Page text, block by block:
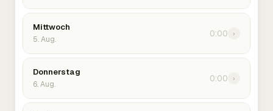
Mittwoch
5. Aug.
0:00 ›
Donnerstag
6. Aug.
0:00 ›